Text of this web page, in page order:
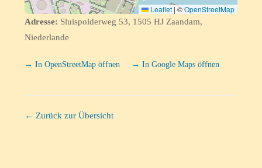
Leaflet |©OpenStreetMap
Adresse: Sluispolderweg 53, 1505 HJ Zaandam,
Niederlande
→ In OpenStreetMap öffnen → In Google Maps öffnen
← Zurück zur Übersicht